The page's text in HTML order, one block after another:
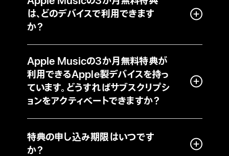
は、どのデバイスで利用できます
か？
Apple Musicの3か月無料特典が
利用できるApple製デバイスを持っ
ています。どうすればサブスクリプシ
ョンをアクティベートできますか？
特典の申し込み期限はいつです
か？